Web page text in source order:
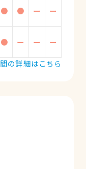
● ● ー ー
● ー ー
ー
の詳細はこちら